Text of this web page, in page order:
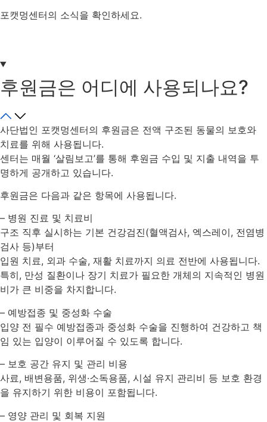
포캣멍센터의 소식을 확인하세요.
후원금은 어디에 사용되나요?
사단법인 포캣멍센터의 후원금은 전액 구조된 동물의 보호와
치료를 위해 사용됩니다.
센터는 매월 ‘살림보고’를 통해 후원금 수입 및 지출 내역을 투
명하게 공개하고 있습니다.
후원금은 다음과 같은 항목에 사용됩니다.
– 병원 진료 및 치료비
구조 직후 실시하는 기본 건강검진(혈액검사, 엑스레이, 전염병
검사 등)부터
입원 치료, 외과 수술, 재활 치료까지 의료 전반에 사용됩니다.
특히, 만성 질환이나 장기 치료가 필요한 개체의 지속적인 병원
비가 큰 비중을 차지합니다.
– 예방접종 및 중성화 수술
입양 전 필수 예방접종과 중성화 수술을 진행하여 건강하고 책
임 있는 입양이 이루어질 수 있도록 합니다.
– 보호 공간 유지 및 관리 비용
사료, 배변용품, 위생·소독용품, 시설 유지 관리비 등 보호 환경
을 유지하기 위한 비용이 포함됩니다.
– 영양 관리 및 회복 지원